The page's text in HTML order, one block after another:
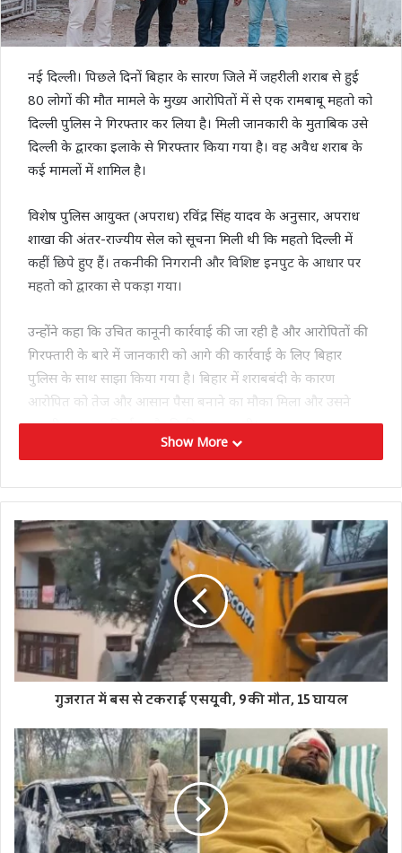
नई दिल्ली। पिछले दिनों बिहार के सारण जिले में जहरीली शराब से हुई
80 लोगों की मौत मामले के मुख्य आरोपितों में से एक रामबाबू महतो को
दिल्ली पुलिस ने गिरफ्तार कर लिया है। मिली जानकारी के मुताबिक उसे
दिल्ली के द्वारका इलाके से गिरफ्तार किया गया है। वह अवैध शराब के
कई मामलों में शामिल है।
विशेष पुलिस आयुक्त (अपराध) रविंद्र सिंह यादव के अनुसार, अपराध
शाखा की अंतर-राज्यीय सेल को सूचना मिली थी कि महतो दिल्ली में
कहीं छिपे हुए हैं। तकनीकी निगरानी और विशिष्ट इनपुट के आधार पर
महतो को द्वारका से पकड़ा गया।
उन्होंने कहा कि उचित कानूनी कार्रवाई की जा रही है और आरोपितों की
गिरफ्तारी के बारे में जानकारी को आगे की कार्रवाई के लिए बिहार
पुलिस के साथ साझा किया गया है। बिहार में शराबबंदी के कारण
आरोपित को तेज और आसान पैसा बनाने का मौका मिला और उसने
नकली शराब का निर्माण और बिक्री शुरू कर दी।
Show More
गुजरात में बस से टकराई एसयूवी, 9 की मौत, 15 घायल